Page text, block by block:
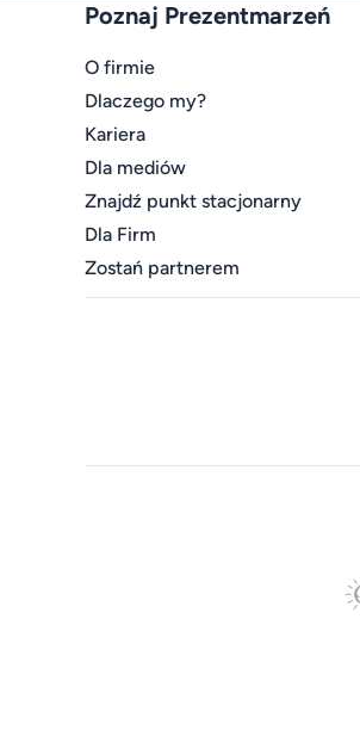
Poznaj Prezentmarzeń
O firmie
Dlaczego my?
Kariera
Dla mediów
Znajdź punkt stacjonarny
Dla Firm
Zostań partnerem